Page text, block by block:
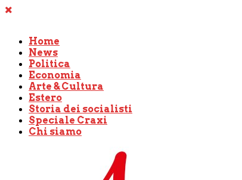
Home
News
Politica
Economia
Arte & Cultura
Estero
Storia dei socialisti
Speciale Craxi
Chi siamo